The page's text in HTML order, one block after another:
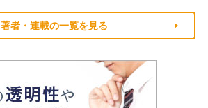
著者・連載の一覧を見る